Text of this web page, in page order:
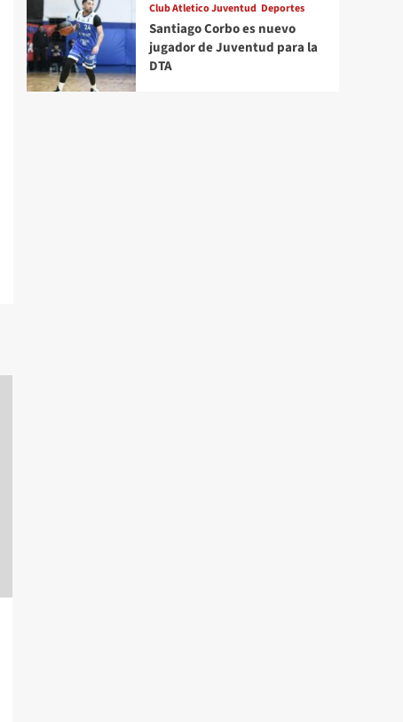
Club Atletico Juventud Deportes
Santiago Corbo es nuevo
jugador de Juventud para la
DTA